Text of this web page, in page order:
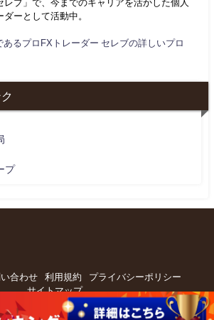
レブ」で、今までのキャリアを活かした個人
ーとして活動中。
あるプロFXトレーダー セレブの詳しいプロ
プ
合わせ 利用規約
プライバシーポリシー
サイトマップ
FXセレブ All Rights Reserved.